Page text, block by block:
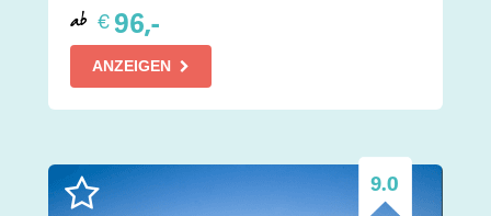
ab € 96,-
ANZEIGEN
9.0